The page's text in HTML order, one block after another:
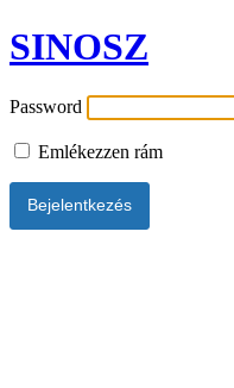
SINOSZ
Password
Emlékezzen rám